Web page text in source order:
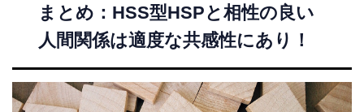
まとめ：HSS型HSPと相性の良い
人間関係は適度な共感性にあり！